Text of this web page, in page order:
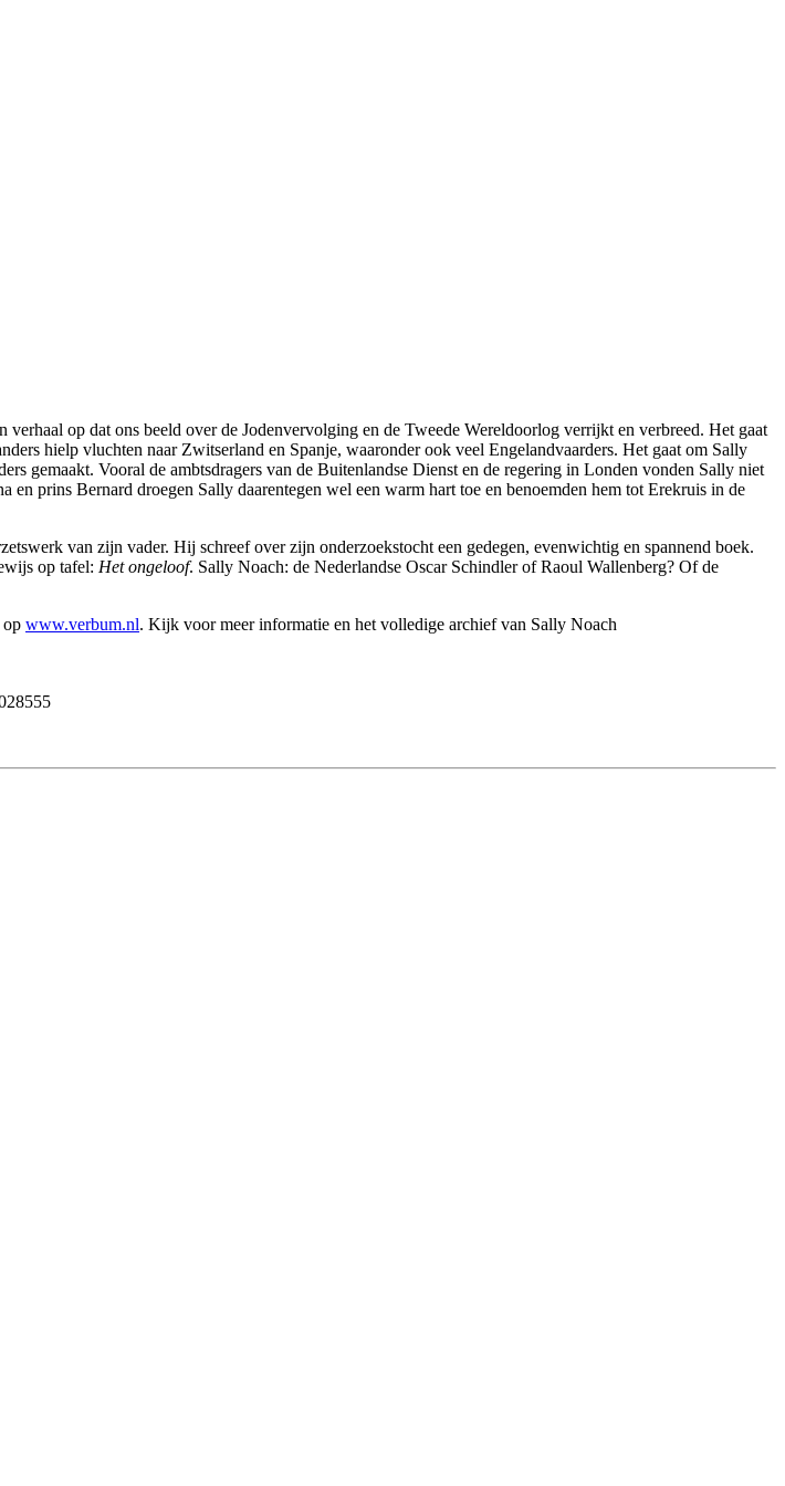
op dat ons beeld over de Jodenvervolging en de Tweede Wereldoorlog verrijkt en verbreed. Het gaat
hielp vluchten naar Zwitserland en Spanje, waaronder ook veel Engelandvaarders. Het gaat om Sally
gemaakt. Vooral de ambtsdragers van de Buitenlandse Dienst en de regering in Londen vonden Sally niet
prins Bernard droegen Sally daarentegen wel een warm hart toe en benoemden hem tot Erekruis in de
van zijn vader. Hij schreef over zijn onderzoekstocht een gedegen, evenwichtig en spannend boek.
op tafel: Het ongeloof. Sally Noach: de Nederlandse Oscar Schindler of Raoul Wallenberg? Of de
op www.verbum.nl. Kijk voor meer informatie en het volledige archief van Sally Noach